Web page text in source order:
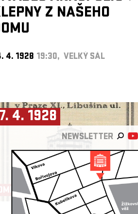
Z NAŠEHO
4. 1928 19:30, VELKÝ SÁL
4. 1928
NEWSLETTER